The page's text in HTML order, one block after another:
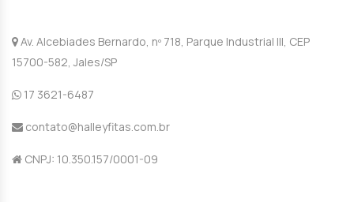
Av. Alcebiades Bernardo, nº 718, Parque Industrial III, CEP
15700-582, Jales/SP
17 3621-6487
contato@halleyfitas.com.br
CNPJ: 10.350.157/0001-09